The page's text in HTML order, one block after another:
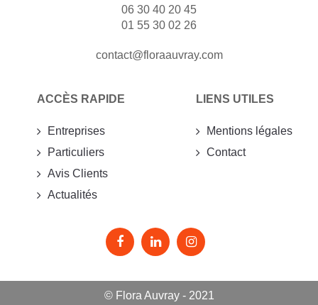
06 30 40 20 45
01 55 30 02 26
contact@floraauvray.com
ACCÈS RAPIDE
Entreprises
Particuliers
Avis Clients
Actualités
LIENS UTILES
Mentions légales
Contact
© Flora Auvray - 2021